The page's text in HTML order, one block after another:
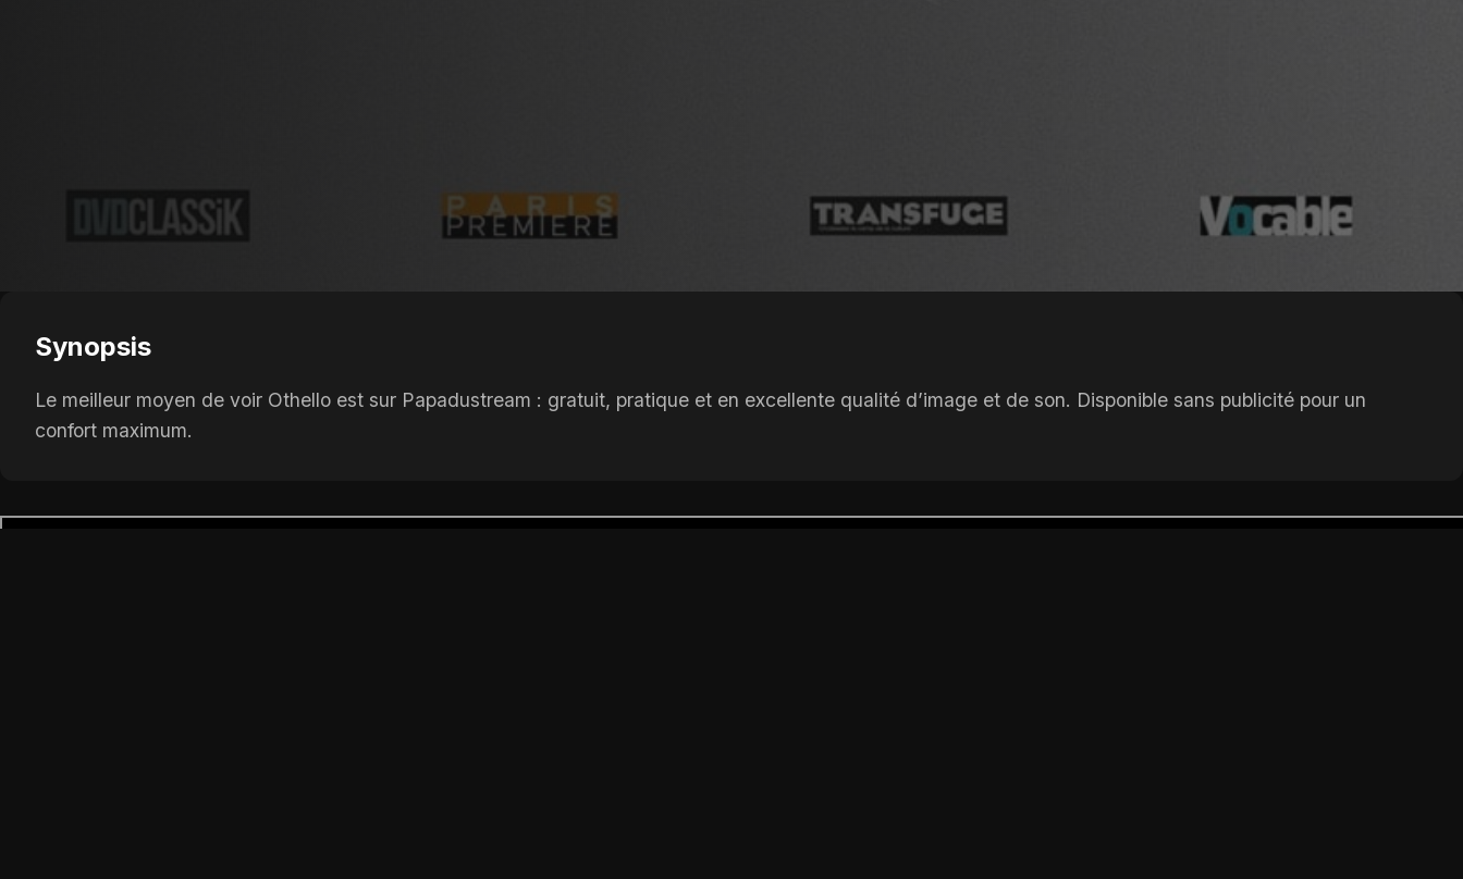
Synopsis
Le meilleur moyen de voir Othello est sur Papadustream : gratuit, pratique et en excellente qualité d’image et de son. Disponible sans publicité pour un
confort maximum.